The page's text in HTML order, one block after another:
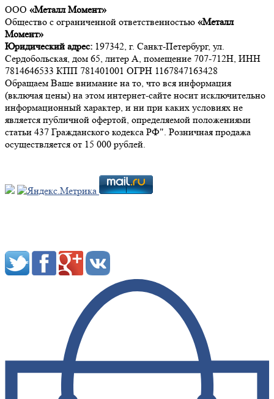
ООО «Металл Момент»
Общество с ограниченной ответственностью «Металл
Момент»
Юридический адрес: 197342, г. Санкт-Петербург, ул.
Сердобольская, дом 65, литер А, помещение 707-712Н, ИНН
7814646533 КПП 781401001 ОГРН 1167847163428
Обращаем Ваше внимание на то, что вся информация
(включая цены) на этом интернет-сайте носит исключительно
информационный характер, и ни при каких условиях не
является публичной офертой, определяемой положениями
статьи 437 Гражданского кодекса РФ". Розничная продажа
осуществляется от 15 000 рублей.